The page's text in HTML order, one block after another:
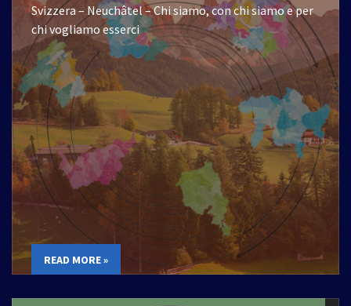
Svizzera – Neuchâtel – Chi siamo, con chi siamo e per
chi vogliamo esserci
READ MORE »